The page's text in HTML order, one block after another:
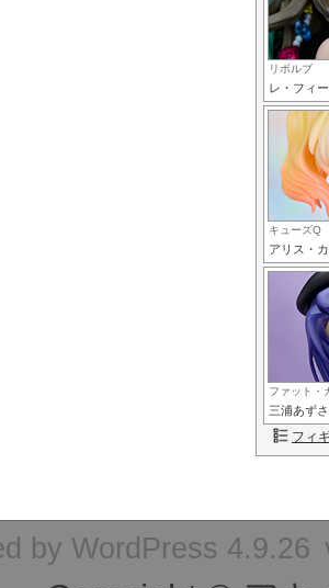
リボルブ
レ・フィ
キューズQ
アリス・
ファット・
三浦あずさ
フィ
by WordPress 4.9.26